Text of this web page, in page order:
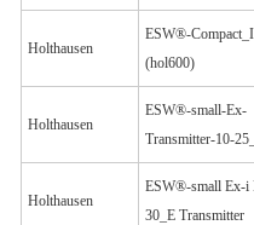
Holthausen
ESW®-
(hol600)
Holthausen
ESW®-small-Ex-
Transmitter-10-
Holthausen
ESW®-small Ex-i
30_E Transmitter